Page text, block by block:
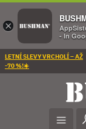
LETNÍ SLEVY VRCHOLÍ – AŽ
-70 %!☀️
×
- In